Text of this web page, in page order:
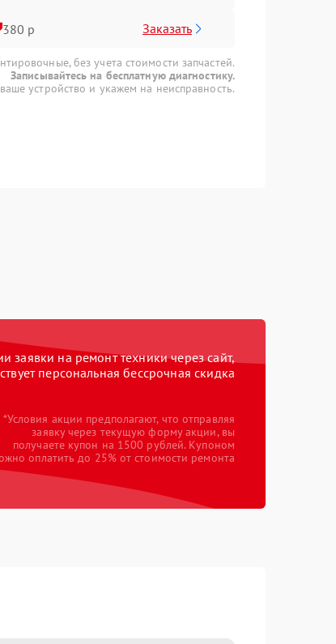
380 р Заказать
без учета стоимости запчастей.
Записывайтесь на бесплатную диагностику.
устройство и укажем на неисправность.
заявки на ремонт техники через сайт,
персональная бессрочная скидка
*Условия акции предполагают, что отправляя
заявку через текущую форму акции, вы
получаете купон на 1500 рублей. Купоном
оплатить до 25% от стоимости ремонта